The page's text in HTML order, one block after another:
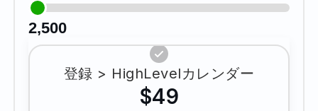
2,500
登録 > HighLevelカレンダー
$49